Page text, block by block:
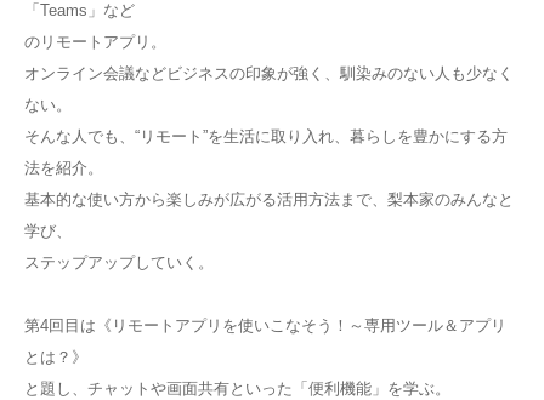
「Teams」など
のリモートアプリ。
オンライン会議などビジネスの印象が強く、馴染みのない人も少なく
ない。
そんな人でも、“リモート”を生活に取り入れ、暮らしを豊かにする方
法を紹介。
基本的な使い方から楽しみが広がる活用方法まで、梨本家のみんなと
学び、
ステップアップしていく。
第4回目は《リモートアプリを使いこなそう！～専用ツール＆アプリ
とは？》
と題し、チャットや画面共有といった「便利機能」を学ぶ。